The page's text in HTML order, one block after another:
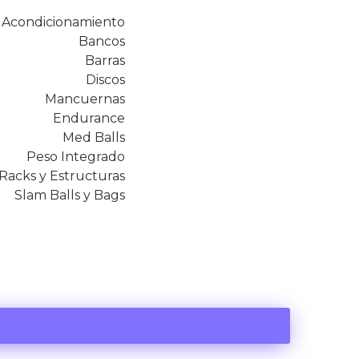
Acondicionamiento
Bancos
Barras
Discos
Mancuernas
Endurance
Med Balls
Peso Integrado
Racks y Estructuras
Slam Balls y Bags